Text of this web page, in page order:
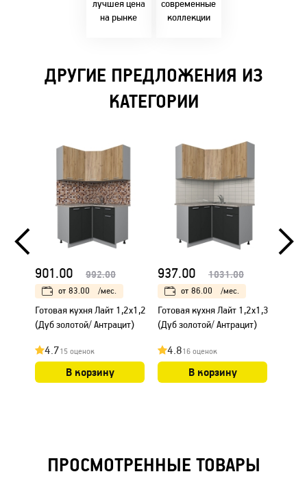
лучшея цена
на рынке
современные
коллекции
ДРУГИЕ ПРЕДЛОЖЕНИЯ ИЗ
КАТЕГОРИИ
901.00 992.00
от 83.00 /мес.
Готовая кухня Лайт 1,2x1,2
(Дуб золотой/ Антрацит)
4.715 оценок
В корзину
937.00 1031.00
от 86.00 /мес.
Готовая кухня Лайт 1,2x1,3
(Дуб золотой/ Антрацит)
4.816 оценок
В корзину
ПРОСМОТРЕННЫЕ ТОВАРЫ